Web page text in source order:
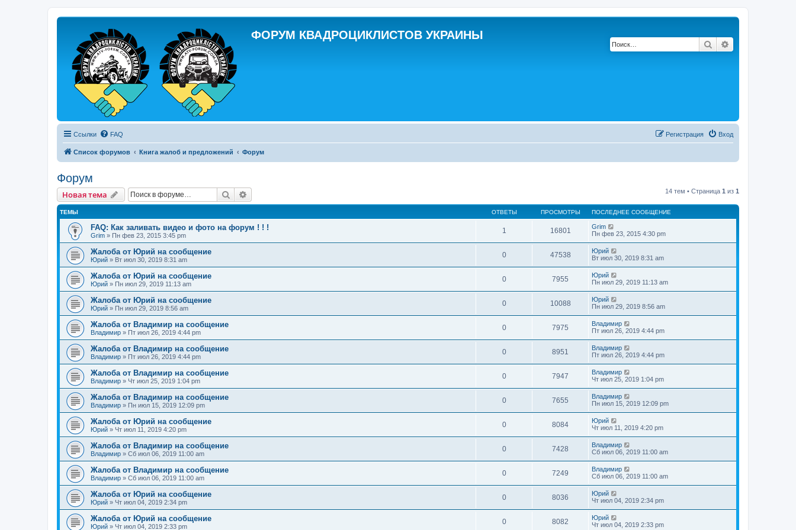
ФОРУМ КВАДРОЦИКЛИСТОВ УКРАИНЫ
Поиск
Ссылки FAQ Вход
Регистрация
Список форумов Книга жалоб и предложений Форум
Форум
Новая тема Поиск 14 тем • Страница 1 из 1
ТЕМЫ ОТВЕТЫ ПРОСМОТРЫ ПОСЛЕДНЕЕ СООБЩЕНИЕ
FAQ: Как заливать видео и фото на форум ! ! !
Grim » Пн фев 23, 2015 3:45 pm
1 16801
Grim
Пн фев 23, 2015 4:30 pm
Жалоба от Юрий на сообщение
Юрий » Вт июл 30, 2019 8:31 am
0 47538
Юрий
Вт июл 30, 2019 8:31 am
Жалоба от Юрий на сообщение
Юрий » Пн июл 29, 2019 11:13 am
0 7955
Юрий
Пн июл 29, 2019 11:13 am
Жалоба от Юрий на сообщение
Юрий » Пн июл 29, 2019 8:56 am
0 10088
Юрий
Пн июл 29, 2019 8:56 am
Жалоба от Владимир на сообщение
Владимир » Пт июл 26, 2019 4:44 pm
0 7975
Владимир
Пт июл 26, 2019 4:44 pm
Жалоба от Владимир на сообщение
Владимир » Пт июл 26, 2019 4:44 pm
0 8951
Владимир
Пт июл 26, 2019 4:44 pm
Жалоба от Владимир на сообщение
Владимир » Чт июл 25, 2019 1:04 pm
0 7947
Владимир
Чт июл 25, 2019 1:04 pm
Жалоба от Владимир на сообщение
Владимир » Пн июл 15, 2019 12:09 pm
0 7655
Владимир
Пн июл 15, 2019 12:09 pm
Жалоба от Юрий на сообщение
Юрий » Чт июл 11, 2019 4:20 pm
0 8084
Юрий
Чт июл 11, 2019 4:20 pm
Жалоба от Владимир на сообщение
Владимир » Сб июл 06, 2019 11:00 am
0 7428
Владимир
Сб июл 06, 2019 11:00 am
Жалоба от Владимир на сообщение
Владимир » Сб июл 06, 2019 11:00 am
0 7249
Владимир
Сб июл 06, 2019 11:00 am
Жалоба от Юрий на сообщение
Юрий » Чт июл 04, 2019 2:34 pm
0 8036
Юрий
Чт июл 04, 2019 2:34 pm
Жалоба от Юрий на сообщение
Юрий » Чт июл 04, 2019 2:33 pm
0 8082
Юрий
Чт июл 04, 2019 2:33 pm